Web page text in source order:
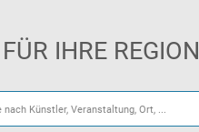
IHRE REGION